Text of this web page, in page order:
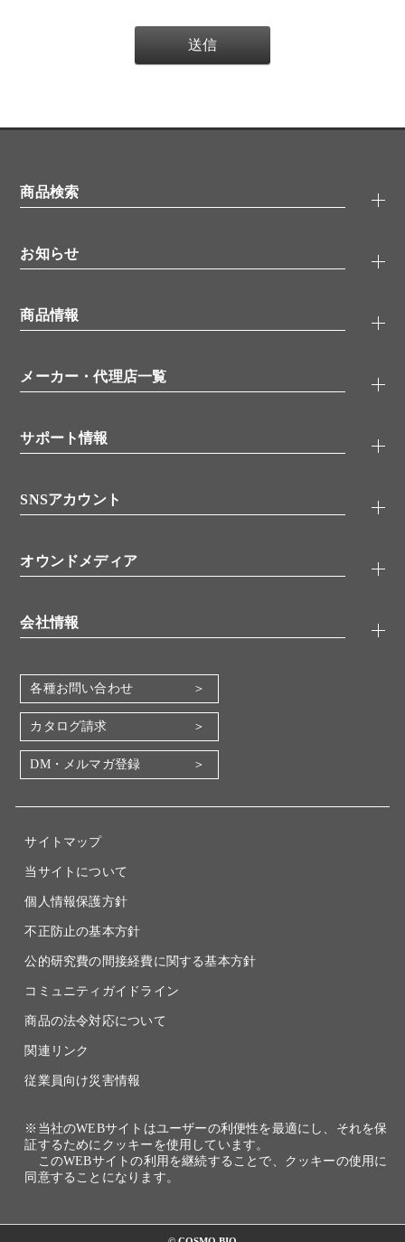
商品検索
タンパク質検索
ELISA/ELISpot検索
品番検索
お知らせ
無料サンプル
ウェビナー （オンラインセミナー）
学会・展示スケジュール
商品情報
抗体
シグナル伝達
糖類／レクチン
分子生物
バイオメディカル(環境・食品)
機器・消耗品
メーカー・代理店一覧
代理店
サポート情報
アプリケーションノート
書類ダウンロード
SNSアカウント
YouTube
オウンドメディア
会社情報
会社概要
地図・アクセス（本社）
IR情報
電子公告
各種お問い合わせ
カタログ請求
DM・メルマガ登録
サイトマップ
当サイトについて
個人情報保護方針
不正防止の基本方針
公的研究費の間接経費に関する基本方針
コミュニティガイドライン
商品の法令対応について
関連リンク
従業員向け災害情報
※当社のWEBサイトはユーザーの利便性を最適にし、それを保
証するためにクッキーを使用しています。
このWEBサイトの利用を継続することで、クッキーの使用に
同意することになります。